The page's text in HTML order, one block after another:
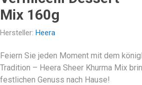
Mix 160g
Hersteller: Heera
Feiern Sie jeden Moment mit dem
Tradition – Heera Sheer Khurma Mix
festlichen Genuss nach Hause!